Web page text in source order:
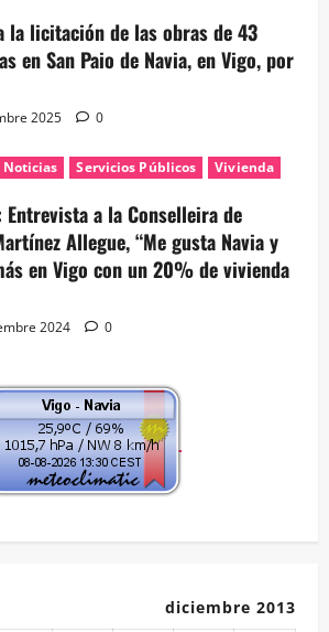
la licitación de las obras de 43
en San Paio de Navia, en Vigo, por
2025 0
Noticias Servicios Públicos Vivienda
a la Conselleira de
Allegue, “Me gusta Navia y
en Vigo con un 20% de vivienda
2024 0
diciembre 2013